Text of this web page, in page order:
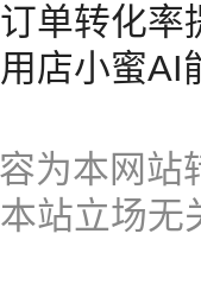
单转化
店小蜜AI
为本网
站立场